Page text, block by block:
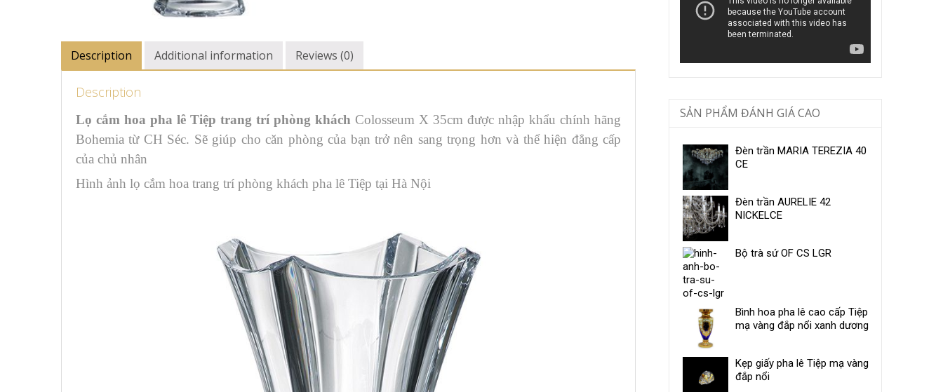
Description Additional information Reviews (0)
Description
Lọ cắm hoa pha lê Tiệp trang trí phòng khách Colosseum X 35cm được nhập khẩu chính hãng
Bohemia từ CH Séc. Sẽ giúp cho căn phòng của bạn trở nên sang trọng hơn và thể hiện đẳng cấp
của chủ nhân
Hình ảnh lọ cắm hoa trang trí phòng khách pha lê Tiệp tại Hà Nội
SẢN PHẨM ĐÁNH GIÁ CAO
Đèn trần MARIA TEREZIA 40
CE
Đèn trần AURELIE 42
NICKELCE
Bộ trà sứ ​OF CS LGR
Bình hoa pha lê cao cấp Tiệp
mạ vàng đắp nổi xanh dương
Kẹp giấy pha lê Tiệp mạ vàng
đắp nổi